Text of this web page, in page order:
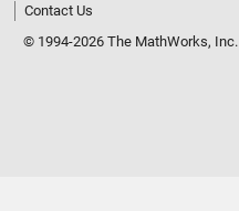
Contact Us
© 1994-2026 The MathWorks, Inc.